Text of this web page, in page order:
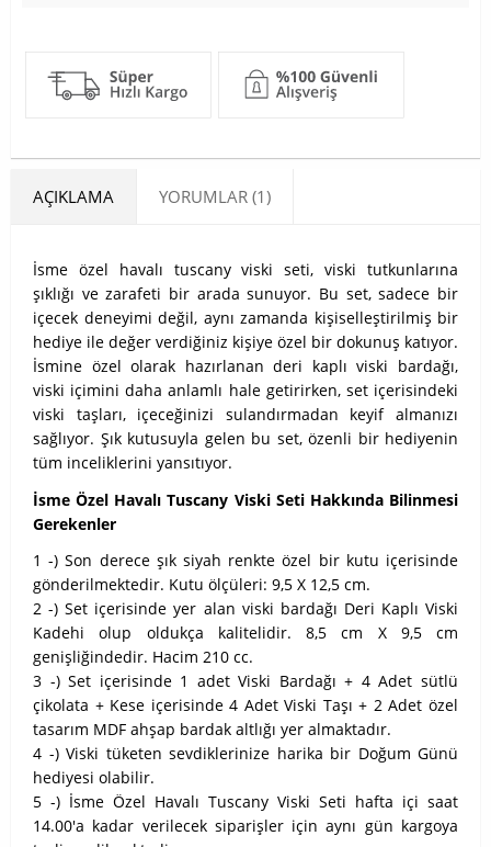
AÇIKLAMA YORUMLAR (1)
İsme özel havalı tuscany viski seti, viski tutkunlarına
şıklığı ve zarafeti bir arada sunuyor. Bu set, sadece bir
içecek deneyimi değil, aynı zamanda kişiselleştirilmiş bir
hediye ile değer verdiğiniz kişiye özel bir dokunuş katıyor.
İsmine özel olarak hazırlanan deri kaplı viski bardağı,
viski içimini daha anlamlı hale getirirken, set içerisindeki
viski taşları, içeceğinizi sulandırmadan keyif almanızı
sağlıyor. Şık kutusuyla gelen bu set, özenli bir hediyenin
tüm inceliklerini yansıtıyor.
İsme Özel Havalı Tuscany Viski Seti Hakkında Bilinmesi
Gerekenler
1 -) Son derece şık siyah renkte özel bir kutu içerisinde
gönderilmektedir. Kutu ölçüleri: 9,5 X 12,5 cm.
2 -) Set içerisinde yer alan viski bardağı Deri Kaplı Viski
Kadehi olup oldukça kalitelidir. 8,5 cm X 9,5 cm
genişliğindedir. Hacim 210 cc.
3 -) Set içerisinde 1 adet Viski Bardağı + 4 Adet sütlü
çikolata + Kese içerisinde 4 Adet Viski Taşı + 2 Adet özel
tasarım MDF ahşap bardak altlığı yer almaktadır.
4 -) Viski tüketen sevdiklerinize harika bir Doğum Günü
hediyesi olabilir.
5 -) İsme Özel Havalı Tuscany Viski Seti hafta içi saat
14.00'a kadar verilecek siparişler için aynı gün kargoya